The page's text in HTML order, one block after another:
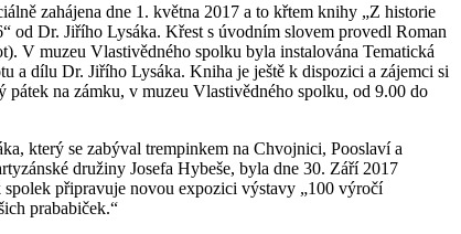
zahájena dne 1. května 2017 a to křtem knihy „Z historie
od Dr. Jiřího Lysáka. Křest s úvodním slovem provedl Roman
V muzeu Vlastivědného spolku byla instalována Tematická
a dílu Dr. Jiřího Lysáka. Kniha je ještě k dispozici a zájemci si
pátek na zámku, v muzeu Vlastivědného spolku, od 9.00 do
který se zabýval trempinkem na Chvojnici, Pooslaví a
družiny Josefa Hybeše, byla dne 30. Září 2017
spolek připravuje novou expozici výstavy „100 výročí
prababiček.“